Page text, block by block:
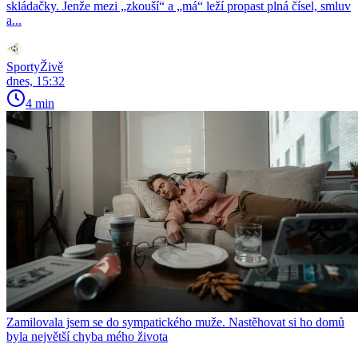
skládačky. Jenže mezi „zkouší“ a „má“ leží propast plná čísel, smluv
a...
SportyŽivě
dnes, 15:32
4 min
Zamilovala jsem se do sympatického muže. Nastěhovat si ho domů
byla největší chyba mého života